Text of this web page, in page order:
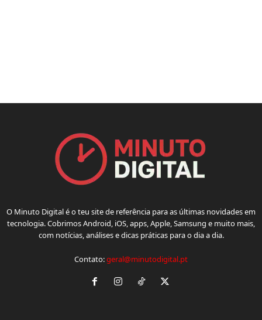
O Minuto Digital é o teu site de referência para as últimas novidades em
tecnologia. Cobrimos Android, iOS, apps, Apple, Samsung e muito mais,
com notícias, análises e dicas práticas para o dia a dia.
Contato:geral@minutodigital.pt